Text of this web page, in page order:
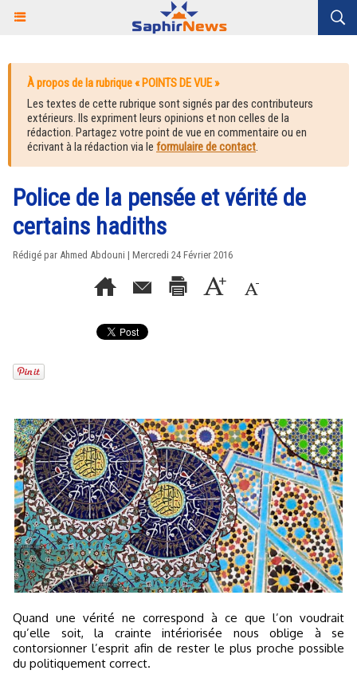
À propos de la rubrique « POINTS DE VUE »
Les textes de cette rubrique sont signés par des contributeurs
extérieurs. Ils expriment leurs opinions et non celles de la
rédaction. Partagez votre point de vue en commentaire ou en
écrivant à la rédaction via le formulaire de contact.
Police de la pensée et vérité de
certains hadiths
Rédigé par Ahmed Abdouni | Mercredi 24 Février 2016
Quand une vérité ne correspond à ce que l’on voudrait
qu’elle soit, la crainte intériorisée nous oblige à se
contorsionner l’esprit afin de rester le plus proche possible
du politiquement correct.